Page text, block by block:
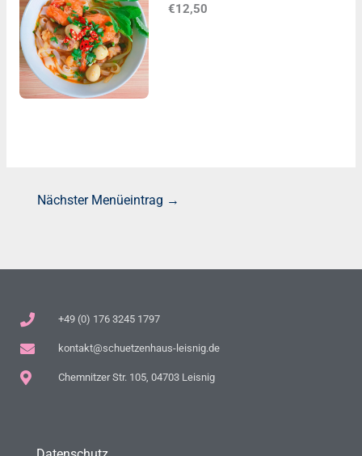
€12,50
Nächster Menüeintrag →
+49 (0) 176 3245 1797
kontakt@schuetzenhaus-leisnig.de
Chemnitzer Str. 105, 04703 Leisnig